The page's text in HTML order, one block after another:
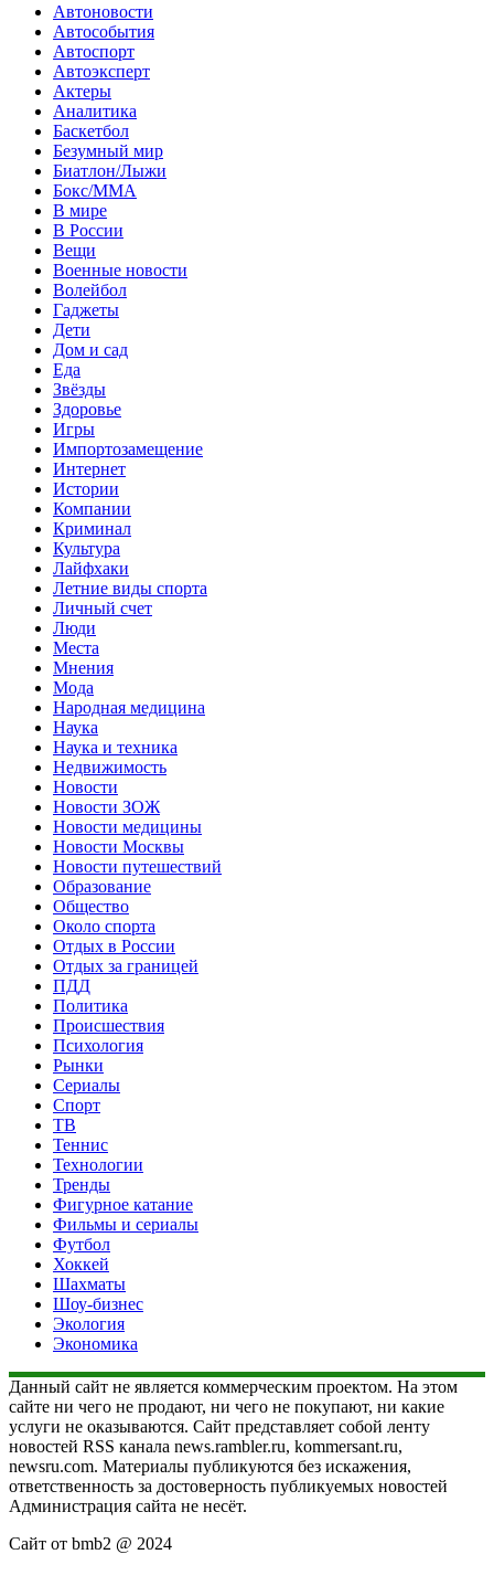
Автоновости
Автособытия
Автоспорт
Автоэксперт
Актеры
Аналитика
Баскетбол
Безумный мир
Биатлон/Лыжи
Бокс/MMA
В мире
В России
Вещи
Военные новости
Волейбол
Гаджеты
Дети
Дом и сад
Еда
Звёзды
Здоровье
Игры
Импортозамещение
Интернет
Истории
Компании
Криминал
Культура
Лайфхаки
Летние виды спорта
Личный счет
Люди
Места
Мнения
Мода
Народная медицина
Наука
Наука и техника
Недвижимость
Новости
Новости ЗОЖ
Новости медицины
Новости Москвы
Новости путешествий
Образование
Общество
Около спорта
Отдых в России
Отдых за границей
ПДД
Политика
Происшествия
Психология
Рынки
Сериалы
Спорт
ТВ
Теннис
Технологии
Тренды
Фигурное катание
Фильмы и сериалы
Футбол
Хоккей
Шахматы
Шоу-бизнес
Экология
Экономика
Данный сайт не является коммерческим проектом. На этом
сайте ни чего не продают, ни чего не покупают, ни какие
услуги не оказываются. Сайт представляет собой ленту
новостей RSS канала news.rambler.ru, kommersant.ru,
newsru.com. Материалы публикуются без искажения,
ответственность за достоверность публикуемых новостей
Администрация сайта не несёт.
Сайт от bmb2 @ 2024